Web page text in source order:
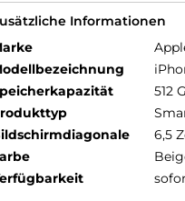
Informationen
512
6,5